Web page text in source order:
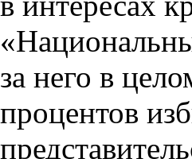
за него в
процентов